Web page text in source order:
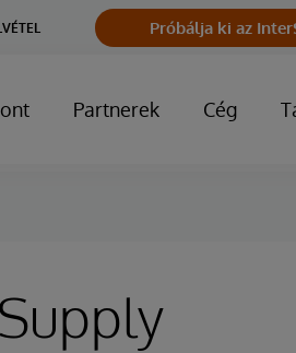
Próbálja ki az
Partnerek Cég